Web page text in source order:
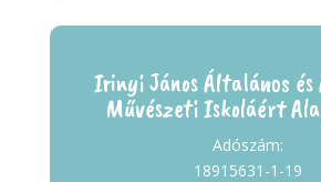
Irinyi János Általános
Művészeti Iskoláért
Adószám:
18915631-1-19